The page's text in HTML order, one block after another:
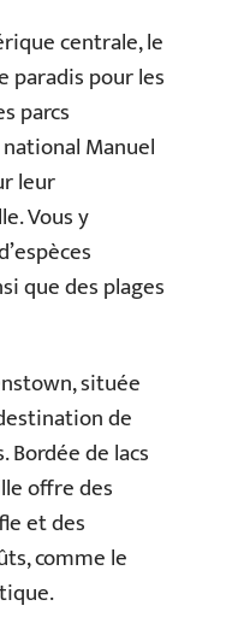
centrale, le
paradis pour les
parcs
Manuel
leur
Vous y
que des plages
située
de
de lacs
offre des
et des
comme le